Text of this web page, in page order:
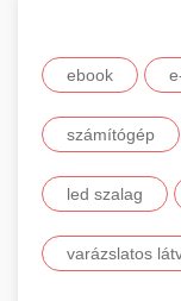
ebook
számítógép
led szalag
varázslatos